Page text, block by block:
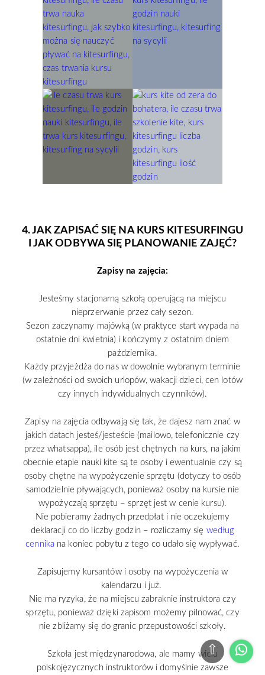
4. JAK ZAPISAĆ SIĘ NA KURS KITESURFINGU
I JAK ODBYWA SIĘ PLANOWANIE ZAJĘĆ?
Zapisy na zajęcia:
Jesteśmy stacjonarną szkołą operującą na miejscu
nieprzerwanie przez cały sezon.
Sezon zaczynamy majówką (w praktyce start wypada na
ostatnie dni kwietnia) i kończymy z ostatnim dniem
października.
Każdy przyjeżdża do nas w dowolnie wybranym terminie
(w zależności od swoich urlopów, wakacji dzieci, cen lotów
czy innych indywidualnych czynników).
Zapisy na zajęcia odbywają się tak, że dajesz nam znać w
jakich datach jesteś/jesteście (mailowo, telefonicznie czy
przez whatsappa), ile osób jest chętnych na kurs, na jakim
obecnie etapie nauki kite są te osoby i ewentualnie czy są
osoby chętne na wypożyczenie sprzętu (dotyczy to osób
samodzielnie pływających, ponieważ osoby na kursie nie
wypożyczają sprzętu – sprzęt jest w cenie kursu).
Nie pobieramy żadnych przedpłat i nie oczekujemy
deklaracji co do liczby godzin – rozliczamy się według
cennika na koniec pobytu z tego co udało się wypływać.
Zapisujemy kursantów i osoby na wypożyczenia w
kalendarzu i już.
Nie ma ryzyka, że na miejscu zabraknie instruktora czy
sprzętu, ponieważ dzięki zapisom możemy pilnować, czy
nie zbliżamy się do granic przepustowości szkoły.
Szkoła jest międzynarodowa, ale mamy wielu
polskojęzycznych instruktorów i domyślnie zawsze
⇧